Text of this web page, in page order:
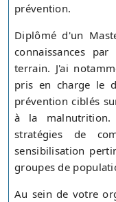
prévention.
Diplômé d'un
connaissances
terrain. J'ai
pris en charge le
prévention ciblés
à la malnutrition.
stratégies de
sensibilisation
groupes de
Au sein de votre